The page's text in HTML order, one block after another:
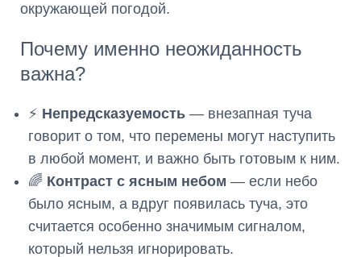
окружающей погодой.
Почему именно неожиданность
важна?
⚡️ Непредсказуемость — внезапная туча
говорит о том, что перемены могут наступить
в любой момент, и важно быть готовым к ним.
🌈 Контраст с ясным небом — если небо
было ясным, а вдруг появилась туча, это
считается особенно значимым сигналом,
который нельзя игнорировать.